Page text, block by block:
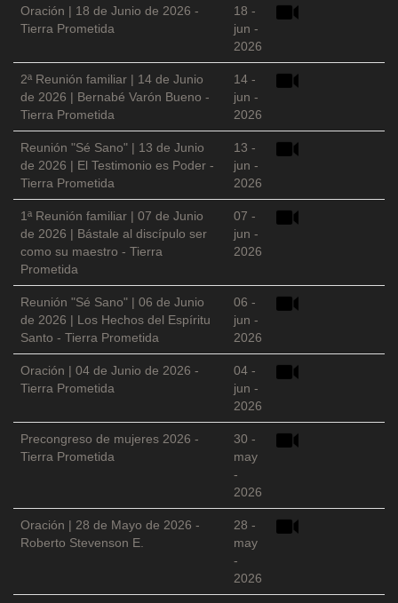
Oración | 18 de Junio de 2026 -
Tierra Prometida
18 -
jun -
2026
2ª Reunión familiar | 14 de Junio
de 2026 | Bernabé Varón Bueno -
Tierra Prometida
14 -
jun -
2026
Reunión "Sé Sano" | 13 de Junio
de 2026 | El Testimonio es Poder -
Tierra Prometida
13 -
jun -
2026
1ª Reunión familiar | 07 de Junio
de 2026 | Bástale al discípulo ser
como su maestro - Tierra
Prometida
07 -
jun -
2026
Reunión "Sé Sano" | 06 de Junio
de 2026 | Los Hechos del Espíritu
Santo - Tierra Prometida
06 -
jun -
2026
Oración | 04 de Junio de 2026 -
Tierra Prometida
04 -
jun -
2026
Precongreso de mujeres 2026 -
Tierra Prometida
30 -
may
-
2026
Oración | 28 de Mayo de 2026 -
Roberto Stevenson E.
28 -
may
-
2026